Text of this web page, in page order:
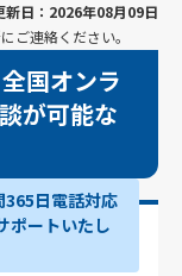
新日：2026年08月09日
ご連絡ください。
国オンラ
が可能な
365日電話対応
ポートいたし